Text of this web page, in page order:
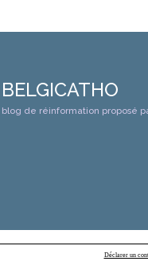
BELGICATHO
blog de réinformation proposé
Déclarer un